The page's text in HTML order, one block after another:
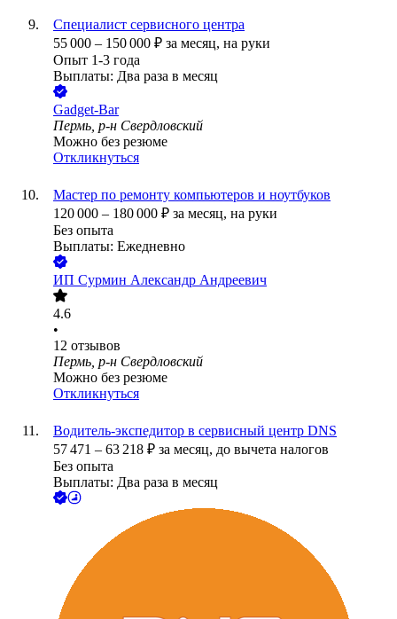
Специалист сервисного центра
55 000 – 150 000 ₽ за месяц, на руки
Опыт 1-3 года
Выплаты: Два раза в месяц
Gadget-Bar
Пермь, р-н Свердловский
Можно без резюме
Откликнуться
Мастер по ремонту компьютеров и ноутбуков
120 000 – 180 000 ₽ за месяц, на руки
Без опыта
Выплаты: Ежедневно
ИП Сурмин Александр Андреевич
4.6
•
12 отзывов
Пермь, р-н Свердловский
Можно без резюме
Откликнуться
Водитель-экспедитор в сервисный центр DNS
57 471 – 63 218 ₽ за месяц, до вычета налогов
Без опыта
Выплаты: Два раза в месяц